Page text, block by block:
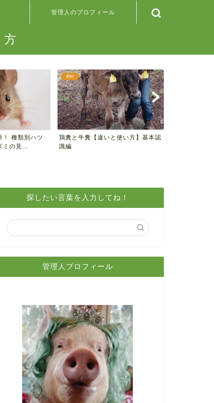
管理人のプロフィール
！ 種類別ハツ
の見...
肥料
鶏糞と牛糞【違いと使い方】基本認
識編
探したい言葉を入力してね！
管理人プロフィール